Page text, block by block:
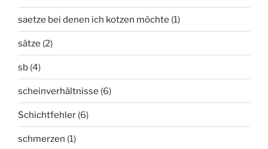
saetze bei denen ich kotzen möchte (1)
sätze (2)
sb (4)
scheinverhältnisse (6)
Schichtfehler (6)
schmerzen (1)